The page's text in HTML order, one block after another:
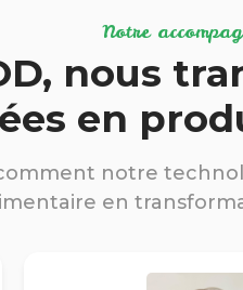
Notre
nous
en
notre
en